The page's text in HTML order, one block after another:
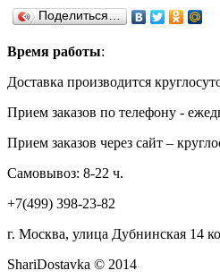
Поделиться…
Время работы:
Доставка производится
Прием заказов по телефону -
Прием заказов через сайт –
Самовывоз: 8-22 ч.
+7(499) 398-23-82
г. Москва, улица Дубнинская 14
ShariDostavka © 2014